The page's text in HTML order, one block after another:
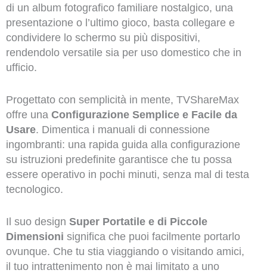
di un album fotografico familiare nostalgico, una
presentazione o l’ultimo gioco, basta collegare e
condividere lo schermo su più dispositivi,
rendendolo versatile sia per uso domestico che in
ufficio.
Progettato con semplicità in mente, TVShareMax
offre una Configurazione Semplice e Facile da
Usare. Dimentica i manuali di connessione
ingombranti: una rapida guida alla configurazione
su istruzioni predefinite garantisce che tu possa
essere operativo in pochi minuti, senza mal di testa
tecnologico.
Il suo design Super Portatile e di Piccole
Dimensioni significa che puoi facilmente portarlo
ovunque. Che tu stia viaggiando o visitando amici,
il tuo intrattenimento non è mai limitato a uno